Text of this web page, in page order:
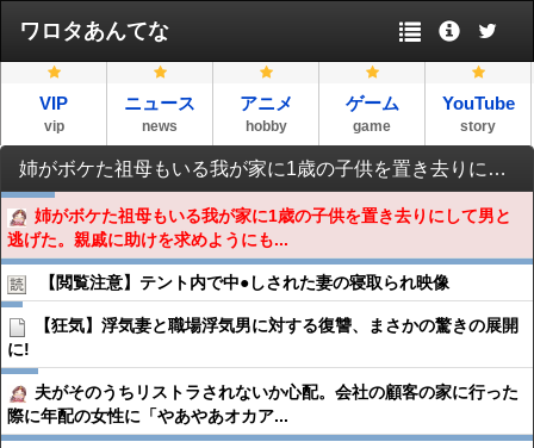
ワロタあんてな
VIP
vip
ニュース
news
アニメ
hobby
ゲーム
game
YouTube
story
姉がボケた祖母もいる我が家に1歳の子供を置き去りにして男と逃げた。親戚に助けを求めようにも父に「恥を広げるな」と言われてしまい…どうすれば？
姉がボケた祖母もいる我が家に1歳の子供を置き去りにして男と
逃げた。親戚に助けを求めようにも...
【閲覧注意】テント内で中●︎しされた妻の寝取られ映像
【狂気】浮気妻と職場浮気男に対する復讐、まさかの驚きの展開
に!
夫がそのうちリストラされないか心配。会社の顧客の家に行った
際に年配の女性に「やあやあオカア...